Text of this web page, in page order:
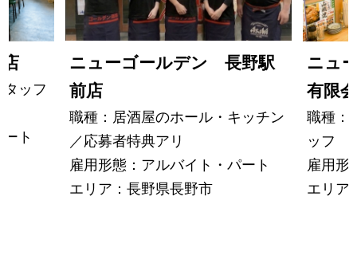
ッフ
ト
ニューゴールデン 長野駅
前店
職種：居酒屋のホール・キッチン
／応募者特典アリ
雇用形態：アルバイト・パート
エリア：長野県長野市
ニュ
有限
職種：
ッフ
雇用形
エリア